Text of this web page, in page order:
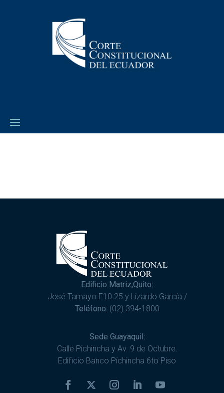
Edificio Matriz,Quito:
José Tamayo E10 25 y Lizardo García /
Teléfono: (02) 394-1800
Sede Guayaquil:
Calle Pichincha y Av. 9 de Octubre.
Edificio Banco Pichincha 6to Piso